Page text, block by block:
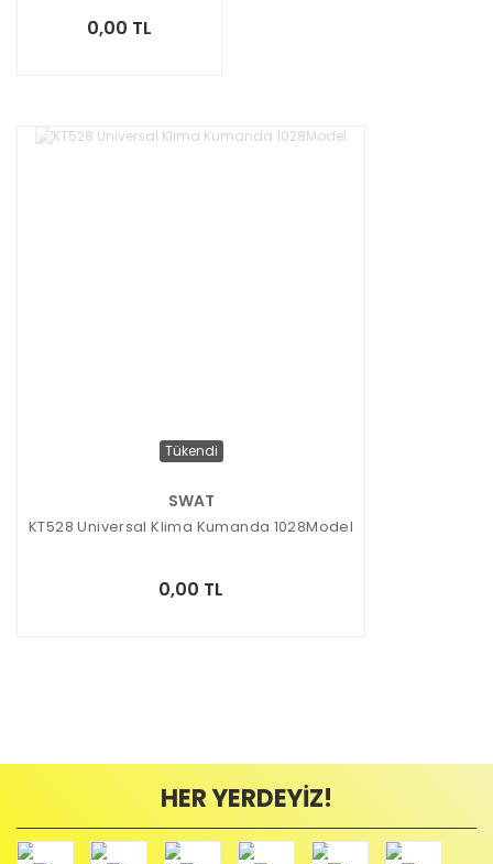
0,00 TL
Tükendi
SWAT
KT528 Universal Klima Kumanda 1028Model
0,00 TL
HER YERDEYİZ!